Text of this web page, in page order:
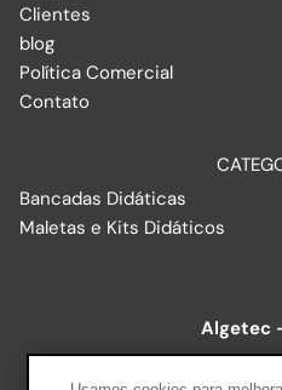
Clientes
blog
Política Comercial
Contato
Bancadas Didáticas
Maletas e Kits Didáticos
Algetec